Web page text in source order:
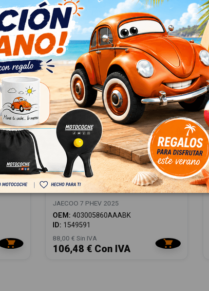
JUEGO ALFOMBRILLAS
403005860AAABK
403005860AAABK
JAECOO 7 PHEV 2025
OEM: 403005860AAABK
ID: 1549591
88,00 € Sin IVA
106,48 € Con IVA